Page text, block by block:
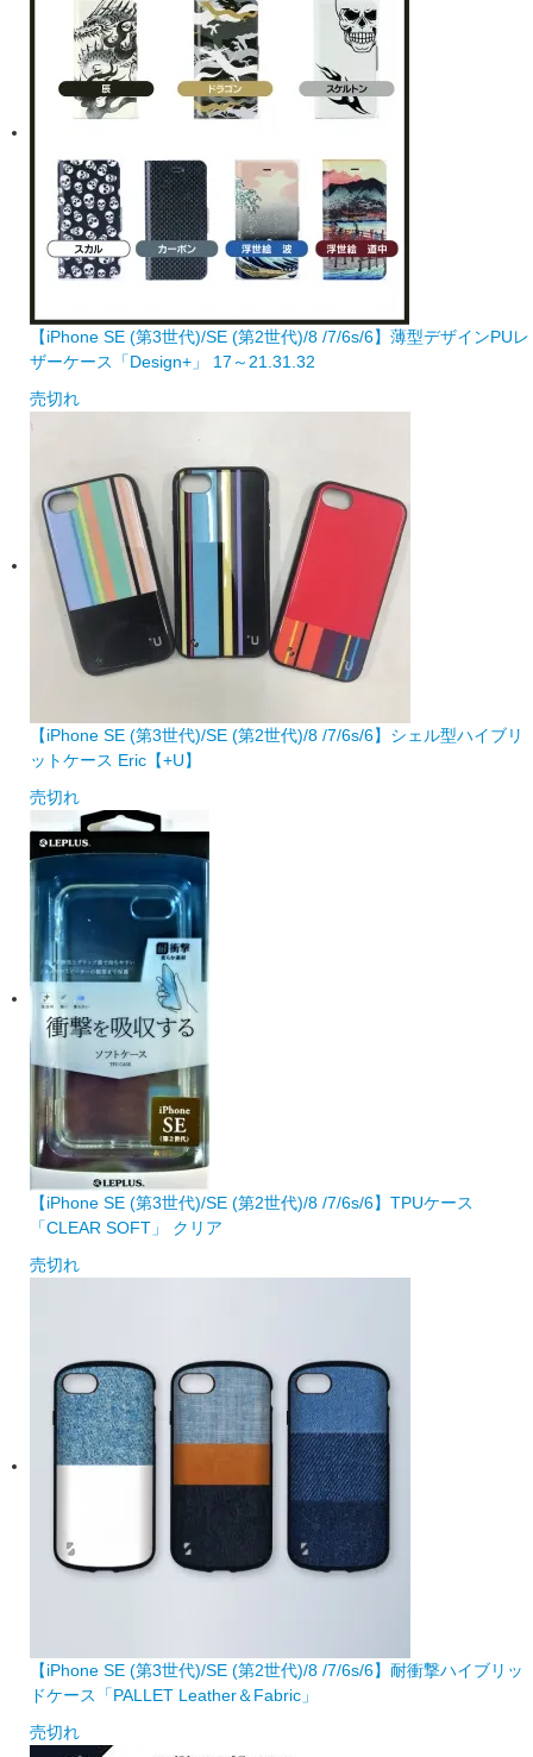
【iPhone SE (第3世代)/SE (第2世代)/8 /7/6s/6】薄型デザインPUレ
ザーケース「Design+」 17～21.31.32
売切れ
【iPhone SE (第3世代)/SE (第2世代)/8 /7/6s/6】シェル型ハイブリ
ットケース Eric【+U】
売切れ
【iPhone SE (第3世代)/SE (第2世代)/8 /7/6s/6】TPUケース
「CLEAR SOFT」 クリア
売切れ
【iPhone SE (第3世代)/SE (第2世代)/8 /7/6s/6】耐衝撃ハイブリッ
ドケース「PALLET Leather＆Fabric」
売切れ